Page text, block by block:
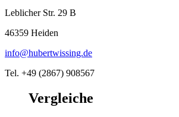
Leblicher Str. 29 B
46359 Heiden
info@hubertwissing.de
Tel. +49 (2867) 908567
Vergleiche